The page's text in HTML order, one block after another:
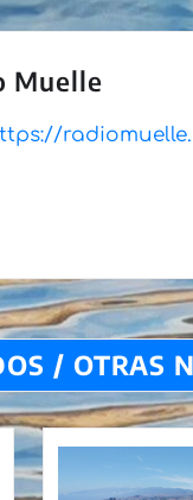
Muelle
/ OTRAS